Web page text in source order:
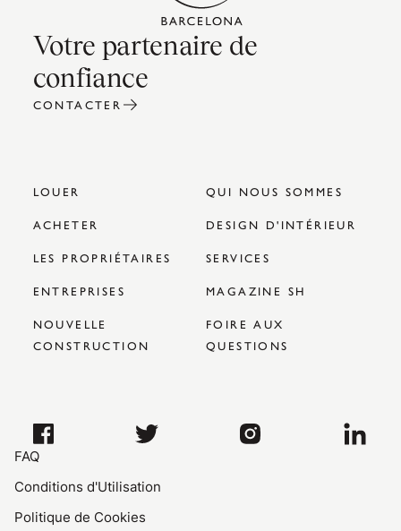
Votre partenaire de
confiance
CONTACTER
LOUER
QUI NOUS SOMMES
ACHETER
DESIGN D'INTÉRIEUR
LES PROPRIÉTAIRES
SERVICES
ENTREPRISES
MAGAZINE SH
NOUVELLE
CONSTRUCTION
FOIRE AUX
QUESTIONS
FAQ
Conditions d'Utilisation
Politique de Cookies